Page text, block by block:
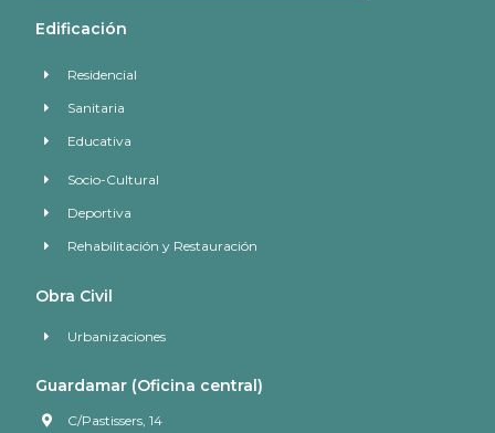
Edificación
Residencial
Sanitaria
Educativa
Socio-Cultural
Deportiva
Rehabilitación y Restauración
Obra Civil
Urbanizaciones
Guardamar (Oficina central)
C/Pastissers, 14